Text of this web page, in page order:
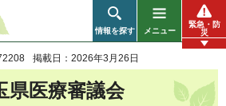
情報を探す メニュー
緊急・防
災
掲載日：2026年3月26日
県医療審議会